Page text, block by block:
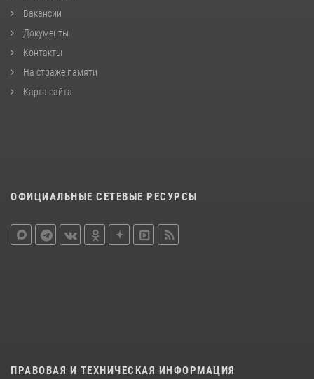
Вакансии
Документы
Контакты
На страже памяти
Карта сайта
ОФИЦИАЛЬНЫЕ СЕТЕВЫЕ РЕСУРСЫ
ПРАВОВАЯ И ТЕХНИЧЕСКАЯ ИНФОРМАЦИЯ